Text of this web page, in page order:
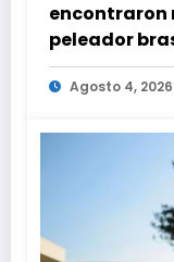
encontraron
peleador
Agosto 4, 2026